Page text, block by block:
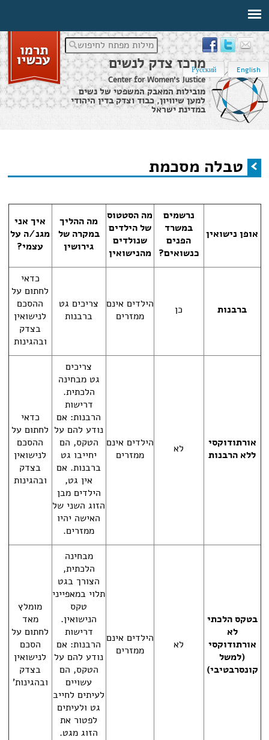
מילות מפתח לחיפוש
English
Русский
מרכז צדק לנשים
Center for Women's Justice
מובילות המאבק המשפטי של נשים
למען שיוויון, כבוד וצדק בדין היהודי
במדינת ישראל
הינך נמצא כאן
טבלה מסכמת
אופן נישואין
נרשמים
במשרד
הפנים
כנשואים?
מה הסטטוס
של הילדים
שנולדים
מהנישואין
מה ההליך
במקרה של
גירושין
איך אני
מגנ/ה על
עצמי?
ברבנות כן
הילדים אינם
ממזרים
צריכים גט
ברבנות
כדאי
לחתום על
ההסכם
לנישואין
בצדק
ובהגינות
אורתודוקסי
ללא הרבנות
לא
הילדים אינם
ממזרים
צריכים
גטמבחינה
הלכתית.
דרישות
הרבנות: אם
נודע להם על
הטקס, הם
יחייבו גט
ברבנות. אם
אין גט,
הילדים מבן
הזוג השני של
האישה יהיו
ממזרים.
כדאי
לחתום על
ההסכם
לנישואין
בצדק
ובהגינות
בטקס הלכתי
לא
אורתודוקסי
(למשל
קונסרבטיבי)
לא
הילדים אינם
ממזרים
מבחינה
הלכתית,
הצורך בגט
תלוי במאפייני
טקס
הנישואין.
דרישות
הרבנות: אם
נודע להם על
הטקס, הם
עשויים
לעיתים לחייב
גט ולעיתים
לפטור את
הזוג מגט.
מומלץ
מאד
לחתום על
הסכם
לנישואין
בצדק
ובהגינות'